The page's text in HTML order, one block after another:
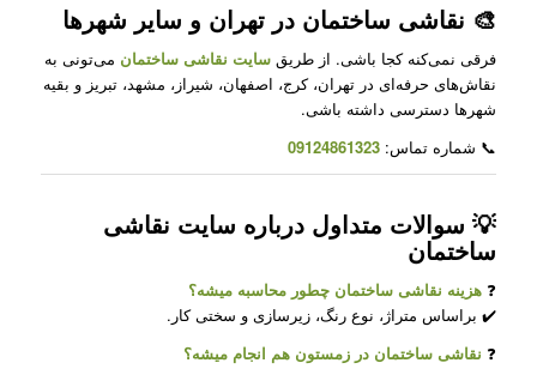
🎨 نقاشی ساختمان در تهران و سایر شهرها
فرقی نمی‌کنه کجا باشی. از طریق سایت نقاشی ساختمان می‌تونی به
نقاش‌های حرفه‌ای در تهران، کرج، اصفهان، شیراز، مشهد، تبریز و بقیه
شهرها دسترسی داشته باشی.
📞 شماره تماس: 09124861323
💡 سوالات متداول درباره سایت نقاشی
ساختمان
❓ هزینه نقاشی ساختمان چطور محاسبه میشه؟
✔️ براساس متراژ، نوع رنگ، زیرسازی و سختی کار.
❓ نقاشی ساختمان در زمستون هم انجام میشه؟